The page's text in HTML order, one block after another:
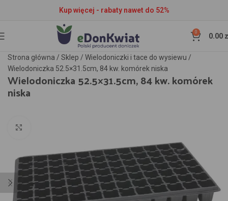
Kup więcej - rabaty nawet do 52%
0 0.00
Strona główna / Sklep / Wielodoniczki i tace do wysiewu /
Wielodoniczka 52.5×31.5cm, 84 kw. komórek niska
Wielodoniczka 52.5×31.5cm, 84 kw. komórek
niska